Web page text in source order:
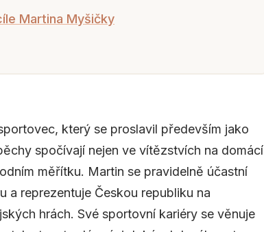
Martina Myšičky
který se proslavil především jako
spočívají nejen ve vítězstvích na domácí
měřítku. Martin se pravidelně účastní
a reprezentuje Českou republiku na
hrách. Své sportovní kariéry se věnuje